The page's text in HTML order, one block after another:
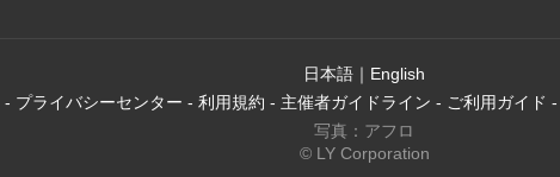
日本語 ｜ English
- プライバシーセンター - 利用規約 - 主催者ガイドライン - ご利用ガイド -
写真：アフロ
© LY Corporation